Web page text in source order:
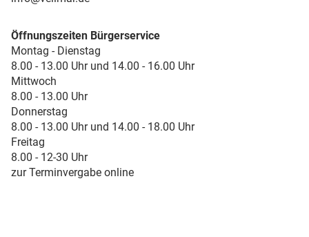
Öffnungszeiten Bürgerservice
Montag - Dienstag
8.00 - 13.00 Uhr und 14.00 - 16.00 Uhr
Mittwoch
8.00 - 13.00 Uhr
Donnerstag
8.00 - 13.00 Uhr und 14.00 - 18.00 Uhr
Freitag
8.00 - 12-30 Uhr
zur Terminvergabe online